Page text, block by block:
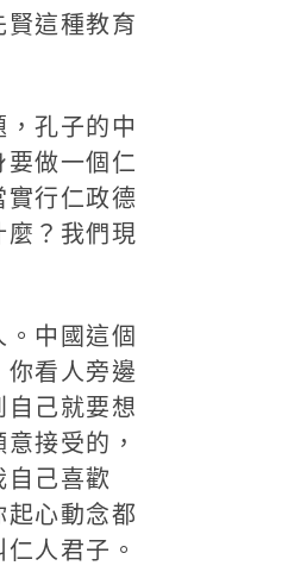
賢這種教育
孔子的中
要做一個仁
實行仁政德
麼？我們現
中國這個
你看人旁邊
自己就要想
接受的，
自己喜歡
起心動念都
人君子。